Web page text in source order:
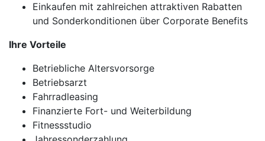
Einkaufen mit zahlreichen attraktiven Rabatten
und Sonderkonditionen über Corporate Benefits
Ihre Vorteile
Betriebliche Altersvorsorge
Betriebsarzt
Fahrradleasing
Finanzierte Fort- und Weiterbildung
Fitnessstudio